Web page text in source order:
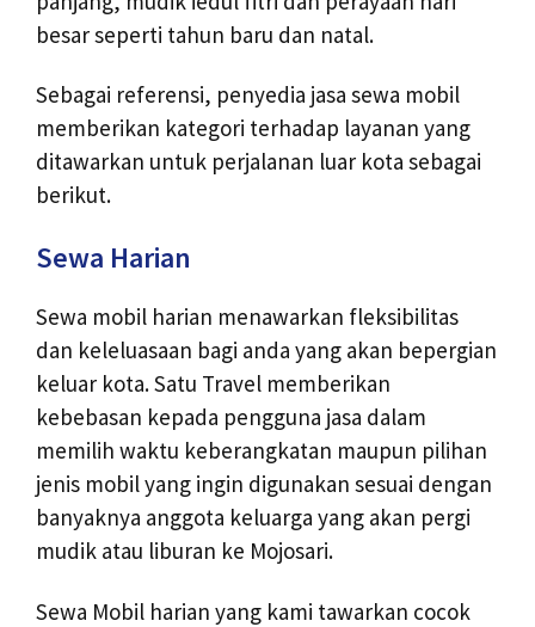
besar seperti tahun baru dan natal.
Sebagai referensi, penyedia jasa sewa mobil
memberikan kategori terhadap layanan yang
ditawarkan untuk perjalanan luar kota sebagai
berikut.
Sewa Harian
Sewa mobil harian menawarkan fleksibilitas
dan keleluasaan bagi anda yang akan bepergian
keluar kota. Satu Travel memberikan
kebebasan kepada pengguna jasa dalam
memilih waktu keberangkatan maupun pilihan
jenis mobil yang ingin digunakan sesuai dengan
banyaknya anggota keluarga yang akan pergi
mudik atau liburan ke Mojosari.
Sewa Mobil harian yang kami tawarkan cocok